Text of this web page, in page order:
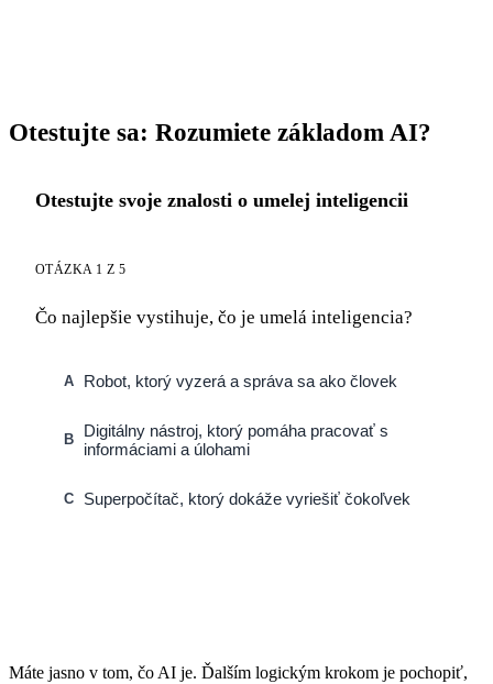
Otestujte sa: Rozumiete základom AI?
Otestujte svoje znalosti o umelej inteligencii
OTÁZKA 1 Z 5
Čo najlepšie vystihuje, čo je umelá inteligencia?
A Robot, ktorý vyzerá a správa sa ako človek
B
Digitálny nástroj, ktorý pomáha pracovať s
informáciami a úlohami
C Superpočítač, ktorý dokáže vyriešiť čokoľvek
Máte jasno v tom, čo AI je. Ďalším logickým krokom je pochopiť,